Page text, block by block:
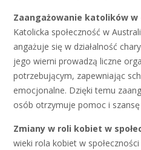
Zaangażowanie katolików w
Katolicka społeczność w
angażuje się w działalność
jego wierni prowadzą liczne
potrzebującym, zapewniając
emocjonalne. Dzięki temu
osób otrzymuje pomoc i szansę
Zmiany w roli kobiet w
wieki rola kobiet w